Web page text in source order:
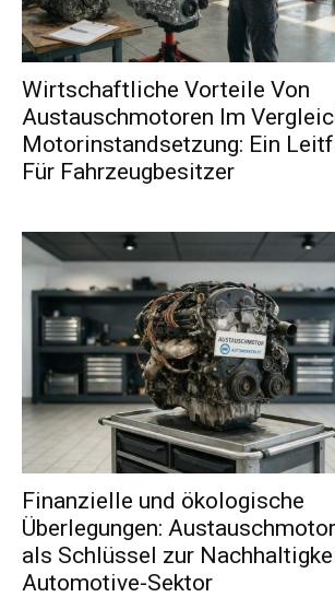
Wirtschaftliche Vorteile Von
Austauschmotoren Im
Motorinstandsetzung: Ein
Für Fahrzeugbesitzer
Finanzielle und ökologische
Überlegungen:
als Schlüssel zur
Automotive-Sektor